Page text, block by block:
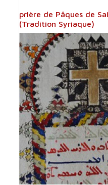
prière de Pâques de
(Tradition Syriaque)